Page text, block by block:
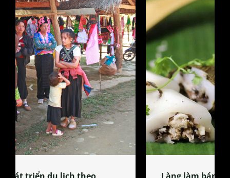
Làng làm bánh tẻ Phú Nhi – nơi lan